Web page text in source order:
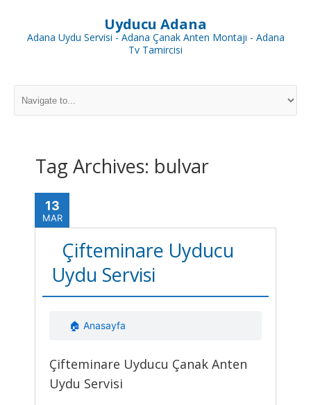
Uyducu Adana
Adana Uydu Servisi - Adana Çanak Anten Montajı - Adana
Tv Tamircisi
Tag Archives: bulvar
13
MAR
Çifteminare Uyducu
Uydu Servisi
🏠 Anasayfa
Çifteminare Uyducu Çanak Anten
Uydu Servisi